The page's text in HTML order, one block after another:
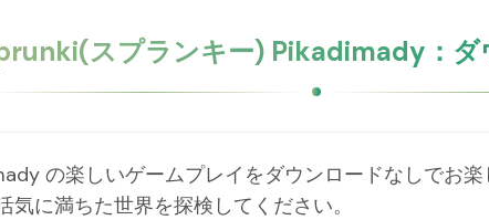
スプランキー) Pikadimady：ダ
の楽しいゲームプレイをダウンロードなしでお
に満ちた世界を探検してください。